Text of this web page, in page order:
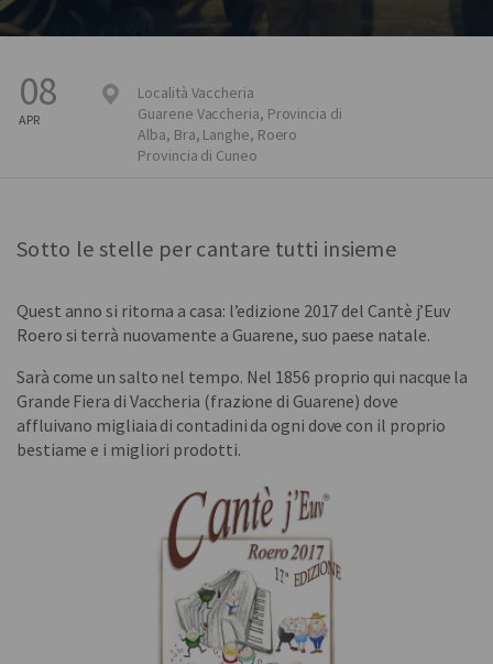
08
APR
Località Vaccheria
Guarene Vaccheria, Provincia di
Alba, Bra, Langhe, Roero
Provincia di Cuneo
Sotto le stelle per cantare tutti insieme
Quest anno si ritorna a casa: l’edizione 2017 del Cantè j’Euv
Roero si terrà nuovamente a Guarene, suo paese natale.
Sarà come un salto nel tempo. Nel 1856 proprio qui nacque la
Grande Fiera di Vaccheria (frazione di Guarene) dove
affluivano migliaia di contadini da ogni dove con il proprio
bestiame e i migliori prodotti.